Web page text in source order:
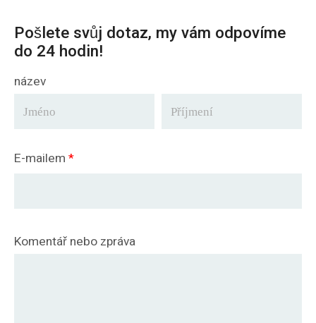
Pošlete svůj dotaz, my vám odpovíme
do 24 hodin!
název
E-mailem *
Komentář nebo zpráva